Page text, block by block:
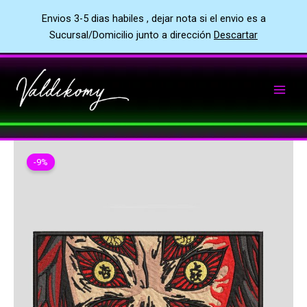
Envios 3-5 dias habiles , dejar nota si el envio es a
Sucursal/Domicilio junto a dirección Descartar
al
contenido
-9%